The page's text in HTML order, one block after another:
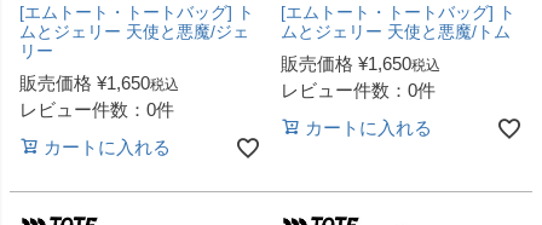
[エムトート・トートバッグ] ト
ムとジェリー 天使と悪魔/ジェ
リー
販売価格 ¥1,650税込
レビュー件数：0件
カートに入れる
[エムトート・トートバッグ] ト
ムとジェリー 天使と悪魔/トム
販売価格 ¥1,650税込
レビュー件数：0件
カートに入れる